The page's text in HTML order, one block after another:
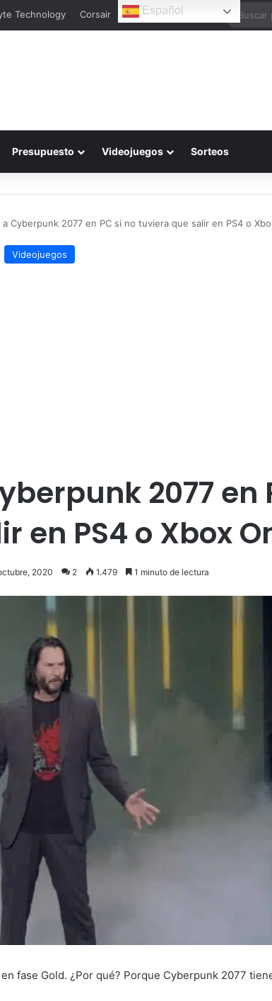
Technology Corsair Español
Presupuesto Videojuegos Sorteos
a Cyberpunk 2077 en PC si no tuviera que salir en PS4 o
Videojuegos
2077 en
en PS4 o Xbox
2020 2 1.479 1 minuto de lectura
fase Gold. ¿Por qué? Porque Cyberpunk 2077